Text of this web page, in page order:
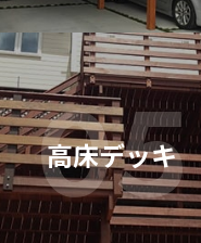
高床デッキ
05